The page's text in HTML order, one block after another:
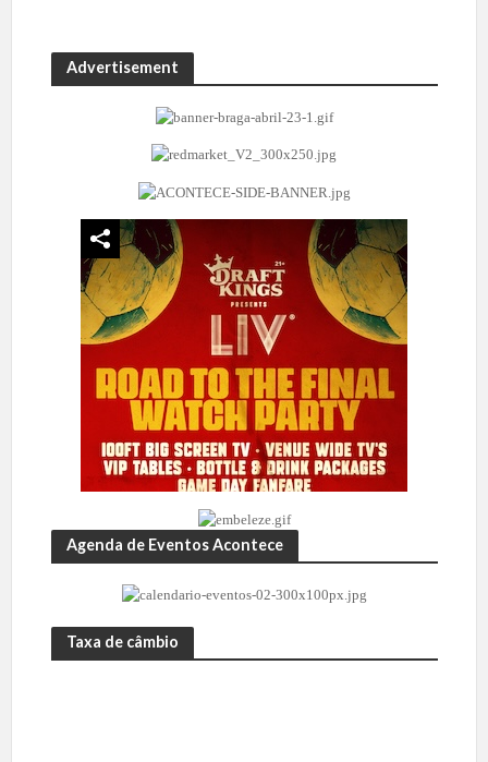
Advertisement
Agenda de Eventos Acontece
Taxa de câmbio